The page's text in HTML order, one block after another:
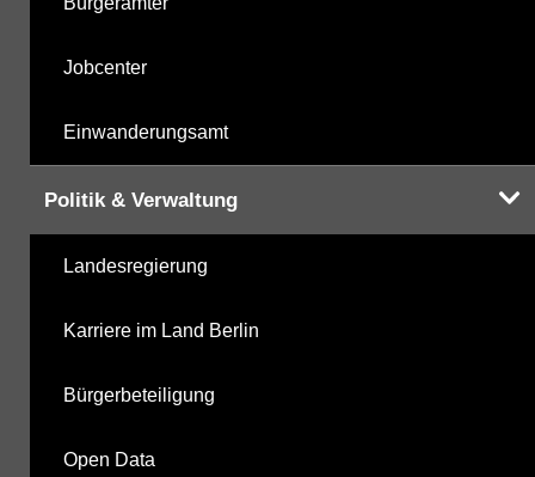
Jobcenter
Einwanderungsamt
Politik & Verwaltung
Landesregierung
Karriere im Land Berlin
Bürgerbeteiligung
Open Data